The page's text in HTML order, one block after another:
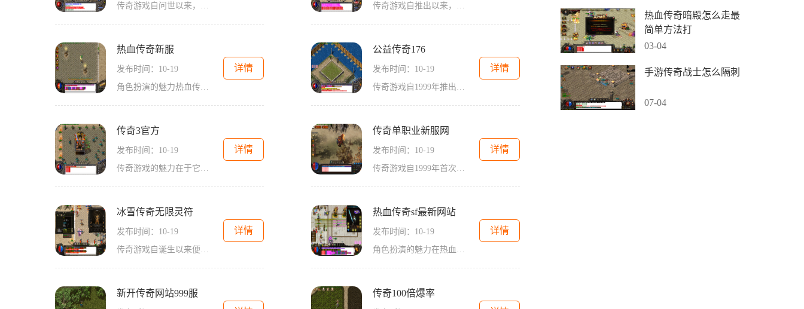
传奇游戏自问世以来，就凭借其独特的玩法吸引了大量玩家。游戏中，玩家可以选择不同的职业，如战士、法师和道士，每个职业都有其独特的技能与特点。在三国版超变传奇中，玩家将会体验到更加丰富的职业选择和技能搭配，带来全新的游戏体验。角色扮演与职业选择 传奇游戏自推出以来，凭借其独特的世界观、丰富的角色设定和多样的战斗机制，成为了众多玩家心中的经典。作为一款角色扮演类游戏，玩家在游戏中可以选择不同的职业，如战士、法师和道士，各具特色的职业带来了不同的战斗体验和策略选择。在传奇999发布网的
热血传奇新服
发布时间：10-19
角色扮演的魅力热血传奇以其深厚的角色扮演元素而著称。玩家可以在游戏中选择不同的职业，如战士、法师和道士，每种职业都有独特的技能和特点。战士以高生命值和强大的物理攻击著称，适合喜欢近战的玩家；法师则凭借强大的法术输出，能够在战斗中造成巨大的伤
详情
公益传奇176
发布时间：10-19
传奇游戏自1999年推出以来，凭借其开放的世界观、自由的角色扮演和丰富的职业选择，迅速获得了众多玩家的喜爱。玩家可以选择不同的职业，如战士、法师和道士，进行冒险与战斗。公益传奇176继承了这一经典元素，同时又进行了创新，使得游戏体验更加丰富
详情
传奇3官方
发布时间：10-19
传奇游戏的魅力在于它的角色扮演元素与社交互动。玩家可以选择不同的职业进行探索和战斗，形成独特的游戏体验。传奇3官方在这方面不仅延续了经典，还进行了创新，为玩家提供了更加丰富的玩法和挑战。开天：新纪元的开启在传奇3官方中，开天是一个重要的系统
详情
传奇单职业新服网
发布时间：10-19
传奇游戏自1999年首次推出以来，就凭借其开放的世界、丰富的任务和多样的职业体系征服了无数玩家。游戏的核心玩法是通过角色扮演，玩家可以选择不同的职业进行冒险。每个职业都有独特的技能和玩法，使得游戏的可玩性大大提升。在传奇单职业新服网中，玩家
详情
冰雪传奇无限灵符
发布时间：10-19
传奇游戏自诞生以来便以其经典的玩法和丰富的故事情节吸引了大批玩家。玩家可以在游戏中选择不同的角色，进行各种各样的冒险。在冰雪传奇无限灵符中，这种魅力被进一步放大。游戏的世界观庞大，场景设计精美，每一处细节都充满了探索的乐趣。角色扮演的无限可
详情
热血传奇sf最新网站
发布时间：10-19
角色扮演的魅力在热血传奇中，玩家可以选择战士、法师和道士等经典职业。每个职业都有其独特的技能和战斗风格。战士以高防御和近战能力为特点，适合喜欢前线作战的玩家；法师则拥有强大的魔法攻击能力，能够在远处消灭敌人；道士则在辅助和治疗方面表现出色，
详情
新开传奇网站999服 传奇100倍爆率
热血传奇暗殿怎么走最
简单方法打
03-04
手游传奇战士怎么隔刺
07-04